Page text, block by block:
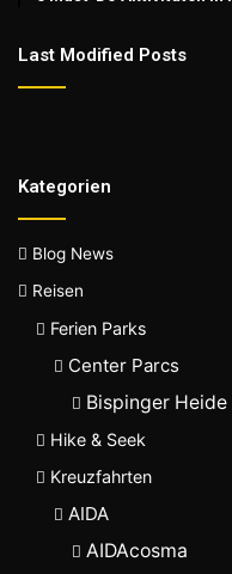
Last Modified Posts
Kategorien
Blog News
Reisen
Ferien Parks
Center Parcs
Bispinger Heide
Hike & Seek
Kreuzfahrten
AIDA
AIDAcosma